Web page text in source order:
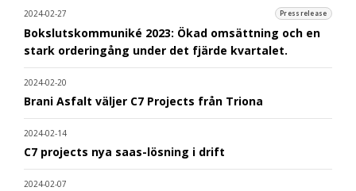
2024-02-27 Pressrelease
Bokslutskommuniké 2023: Ökad omsättning och en
stark orderingång under det fjärde kvartalet.
2024-02-20
Brani Asfalt väljer C7 Projects från Triona
2024-02-14
C7 projects nya saas-lösning i drift
2024-02-07